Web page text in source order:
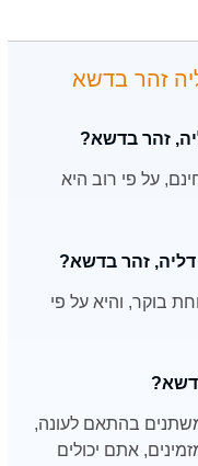
זהר בדשא
זהר בדשא?
על פי רוב היא
זהר בדשא?
בוקר, והיא על פי
בהתאם לעונה,
אתם יכולים